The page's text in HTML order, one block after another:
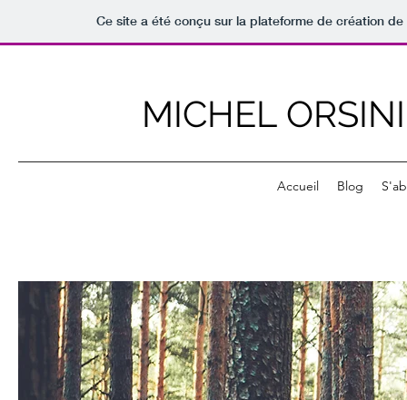
Ce site a été conçu sur la plateforme de création
MICHEL
Accueil Blog